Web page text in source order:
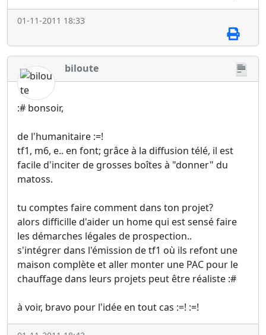
01-11-2011 18:33
biloute
:# bonsoir,
de l'humanitaire :=!
tf1, m6, e.. en font; grâce à la diffusion télé, il est
facile d'inciter de grosses boîtes à "donner" du
matoss.
tu comptes faire comment dans ton projet?
alors difficille d'aider un home qui est sensé faire
les démarches légales de prospection..
s'intégrer dans l'émission de tf1 où ils refont une
maison complète et aller monter une PAC pour le
chauffage dans leurs projets peut être réaliste :#
à voir, bravo pour l'idée en tout cas :=! :=!